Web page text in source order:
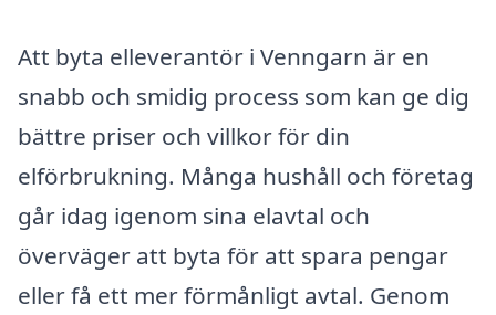
Att byta elleverantör i Venngarn är en
snabb och smidig process som kan ge dig
bättre priser och villkor för din
elförbrukning. Många hushåll och företag
går idag igenom sina elavtal och
överväger att byta för att spara pengar
eller få ett mer förmånligt avtal. Genom